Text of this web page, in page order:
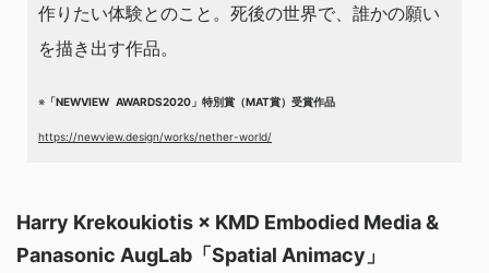
作りたい体験とのこと。死後の世界で、誰かの願い
を描き出す作品。
※ 「NEWVIEW AWARDS2020」特別賞（MAT賞）受賞作品
https://newview.design/works/nether-world/
Harry Krekoukiotis × KMD Embodied Media &
Panasonic AugLab「Spatial Animacy」